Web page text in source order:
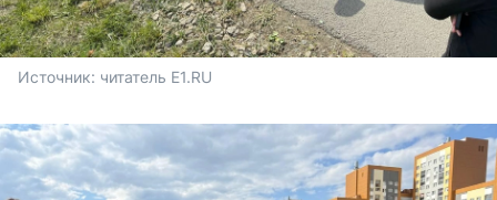
Источник: читатель E1.RU